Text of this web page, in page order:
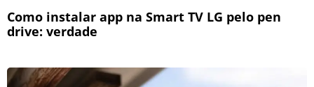
Como instalar app na Smart TV LG pelo pen
drive: verdade